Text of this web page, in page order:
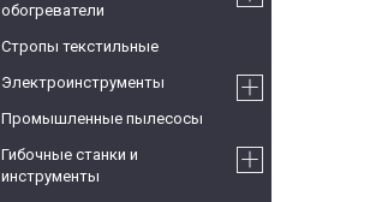
обогреватели
Стропы текстильные
Электроинструменты
Промышленные пылесосы
Гибочные станки и
инструменты